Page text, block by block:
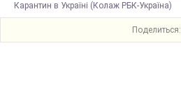
Карантин в Україні (Колаж РБК-Україна)
Поделиться: